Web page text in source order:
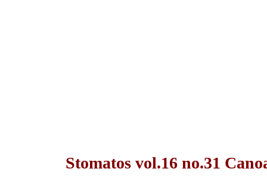
Stomatos vol.16 no.31